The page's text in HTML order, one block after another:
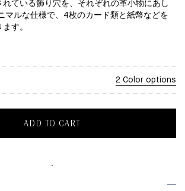
ている飾り穴を、それぞれの革小物にあし
マルな仕様で、4枚のカード類と紙幣などを
す。
2 Color options
ADD TO CART